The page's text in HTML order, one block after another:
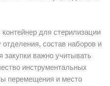
для стерилизации
состав наборов и
закупки важно учитывать
инструментальных
перемещения и место